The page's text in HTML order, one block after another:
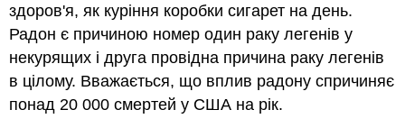
здоров'я, як куріння коробки сигарет на день.
Радон є причиною номер один раку легенів у
некурящих і друга провідна причина раку легенів
в цілому. Вважається, що вплив радону спричиняє
понад 20 000 смертей у США на рік.